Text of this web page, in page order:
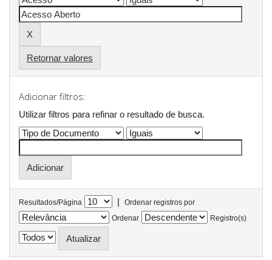
Retornar valores
Adicionar filtros:
Utilizar filtros para refinar o resultado de busca.
Resultados/Página |
Ordenar registros por
Ordenar
Registro(s)